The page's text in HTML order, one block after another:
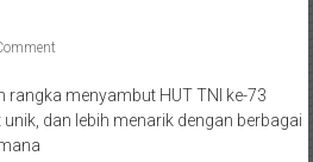
rangka menyambut HUT TNI ke-73
dan lebih menarik dengan berbagai